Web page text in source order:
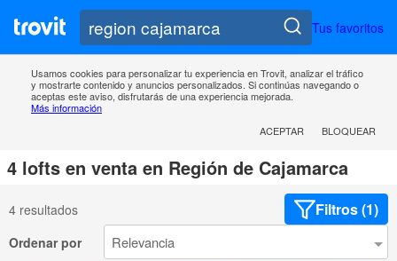
Tus favoritos
Usamos cookies para personalizar tu experiencia en Trovit, analizar el tráfico
y mostrarte contenido y anuncios personalizados. Si continúas navegando o
aceptas este aviso, disfrutarás de una experiencia mejorada.
Más información
ACEPTAR
BLOQUEAR
4 lofts en venta en Región de Cajamarca
4 resultados Filtros (1)
Ordenar por